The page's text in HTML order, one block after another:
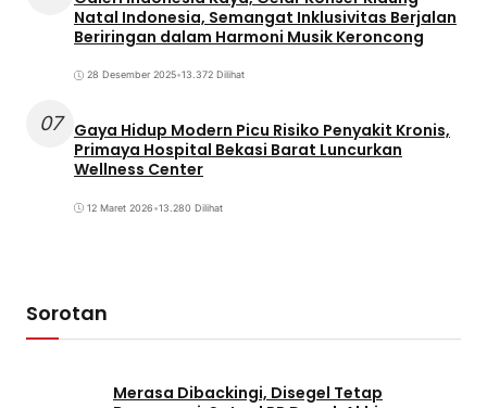
Natal Indonesia, Semangat Inklusivitas Berjalan
Beriringan dalam Harmoni Musik Keroncong
28 Desember 2025•13.372 Dilihat
07
Gaya Hidup Modern Picu Risiko Penyakit Kronis,
Primaya Hospital Bekasi Barat Luncurkan
Wellness Center
12 Maret 2026•13.280 Dilihat
Sorotan
Merasa Dibackingi, Disegel Tetap